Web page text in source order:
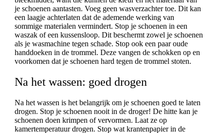
je schoenen aantasten. Voeg geen wasverzachter toe. Dit kan
een laagje achterlaten dat de ademende werking van
sommige materialen vermindert. Stop je schoenen in een
waszak of een kussensloop. Dit beschermt zowel je schoenen
als je wasmachine tegen schade. Stop ook een paar oude
handdoeken in de trommel. Deze vangen de schokken op en
voorkomen dat je schoenen hard tegen de trommel stoten.
Na het wassen: goed drogen
Na het wassen is het belangrijk om je schoenen goed te laten
drogen. Stop je schoenen nooit in de droger! De hitte kan je
schoenen doen krimpen of vervormen. Laat ze op
kamertemperatuur drogen. Stop wat krantenpapier in de